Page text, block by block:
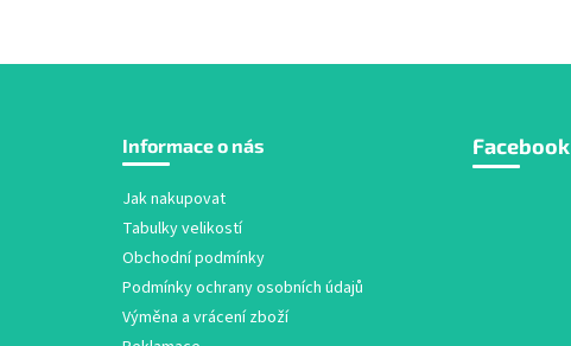
Informace o nás
Jak nakupovat
Tabulky velikostí
Obchodní podmínky
Podmínky ochrany osobních údajů
Výměna a vrácení zboží
Facebook